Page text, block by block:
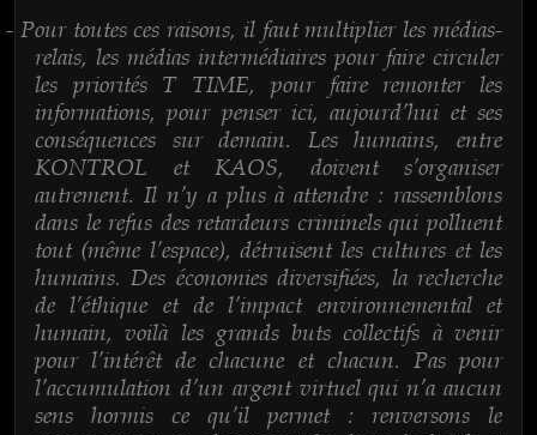
- Pour toutes ces raisons, il faut multiplier les médias-
relais, les médias intermédiaires pour faire circuler
les priorités T TIME, pour faire remonter les
informations, pour penser ici, aujourd’hui et ses
conséquences sur demain. Les humains, entre
KONTROL et KAOS, doivent s’organiser
autrement. Il n’y a plus à attendre : rassemblons
dans le refus des retardeurs criminels qui polluent
tout (même l’espace), détruisent les cultures et les
humains. Des économies diversifiées, la recherche
de l’éthique et de l’impact environnemental et
humain, voilà les grands buts collectifs à venir
pour l’intérêt de chacune et chacun. Pas pour
l’accumulation d’un argent virtuel qui n’a aucun
sens hormis ce qu’il permet : renversons le